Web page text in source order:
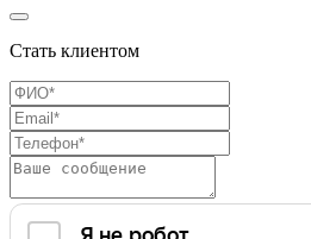
Стать клиентом